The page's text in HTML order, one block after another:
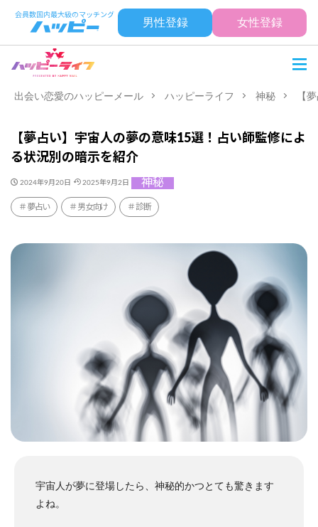
男性登録 女性登録
出会い恋愛のハッピーメール ハッピーライフ 神秘 【
【夢占い】宇宙人の夢の意味15選！占い師監修によ
る状況別の暗示を紹介
2024年9月20日 2025年9月2日 神秘
夢占い 男女向け 診断
宇宙人が夢に登場したら、神秘的かつとても驚きます
よね。